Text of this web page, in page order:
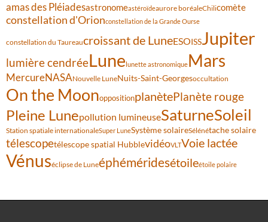
amas des Pléiadesastronomeastéroïdeaurore boréaleChilicomète
constellation d'Orionconstellation de la Grande Ourse
constellation du Taureaucroissant de LuneESOISSJupiter
lumière cendréeLune lunette astronomiqueMars
MercureNASANouvelle LuneNuits-Saint-Georgesoccultation
On the MoonoppositionplanètePlanète rouge
Pleine Lunepollution lumineuseSaturneSoleil
Station spatiale internationaleSuper LuneSystème solaireSélénétache solaire
télescopetélescope spatial HubblevidéoVLTVoie lactée
Vénuséclipse de Luneéphéméridesétoileétoile polaire